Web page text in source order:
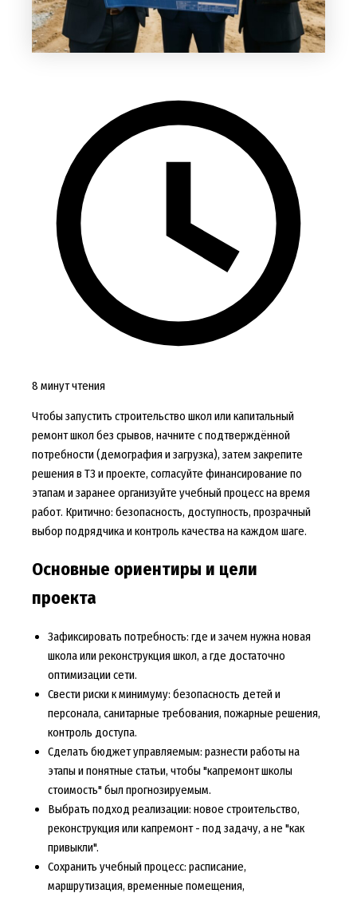
8 минут чтения
Чтобы запустить строительство школ или капитальный
ремонт школ без срывов, начните с подтверждённой
потребности (демография и загрузка), затем закрепите
решения в ТЗ и проекте, согласуйте финансирование по
этапам и заранее организуйте учебный процесс на время
работ. Критично: безопасность, доступность, прозрачный
выбор подрядчика и контроль качества на каждом шаге.
Основные ориентиры и цели
проекта
Зафиксировать потребность: где и зачем нужна новая
школа или реконструкция школ, а где достаточно
оптимизации сети.
Свести риски к минимуму: безопасность детей и
персонала, санитарные требования, пожарные решения,
контроль доступа.
Сделать бюджет управляемым: разнести работы на
этапы и понятные статьи, чтобы "капремонт школы
стоимость" был прогнозируемым.
Выбрать подход реализации: новое строительство,
реконструкция или капремонт - под задачу, а не "как
привыкли".
Сохранить учебный процесс: расписание,
маршрутизация, временные помещения,